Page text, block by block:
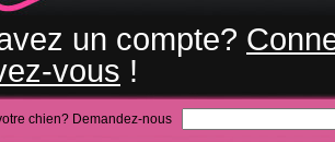
un compte?
vous !
chien? Demandez-nous